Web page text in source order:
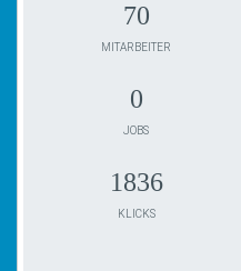
70
MITARBEITER
0
JOBS
1836
KLICKS